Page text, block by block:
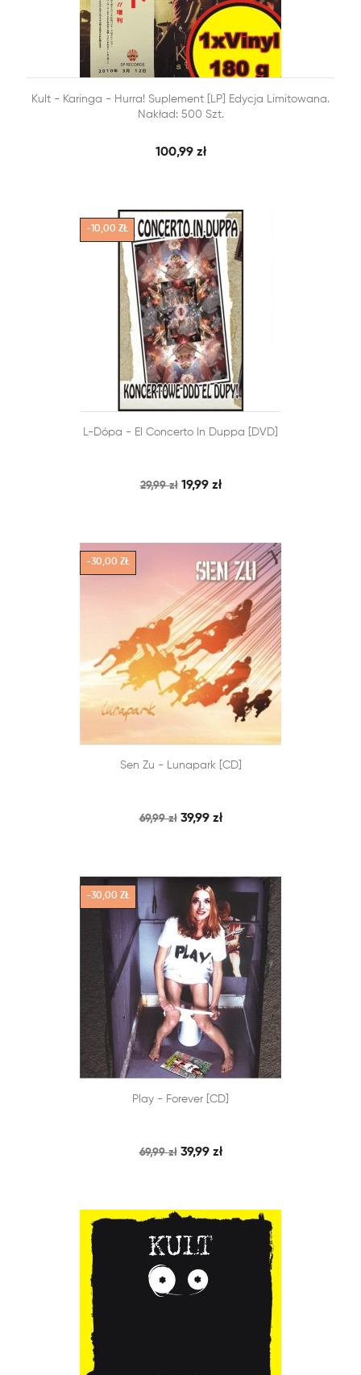
DODAJ DO KOSZYKA  SZYBKI PODGLĄD
Kult - Karinga - Hurra! Suplement [LP] Edycja Limitowana.
Nakład: 500 Szt.
100,99 zł
DODAJ DO KOSZYKA
 SZYBKI PODGLĄD
L-Dópa - El Concerto In Duppa [DVD]
29,99 zł 19,99 zł
-10,00 ZŁ
DODAJ DO KOSZYKA
SZYBKI PODGLĄD
Sen Zu - Lunapark [CD]
69,99 zł 39,99 zł
-30,00 ZŁ
DODAJ DO KOSZYKA
SZYBKI PODGLĄD
Play - Forever [CD]
69,99 zł 39,99 zł
-30,00 ZŁ